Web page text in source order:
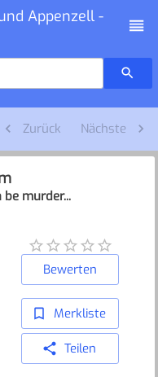
Appenzell -
Zurück Nächste
be murder...
Bewerten
Merkliste
Teilen